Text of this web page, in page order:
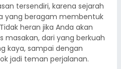
tersendiri, karena sejarah
yang beragam membentuk
heran jika Anda akan
masakan, dari yang berkuah
kaya, sampai dengan
jadi teman perjalanan.